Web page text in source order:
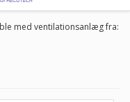
med ventilationsanlæg fra: